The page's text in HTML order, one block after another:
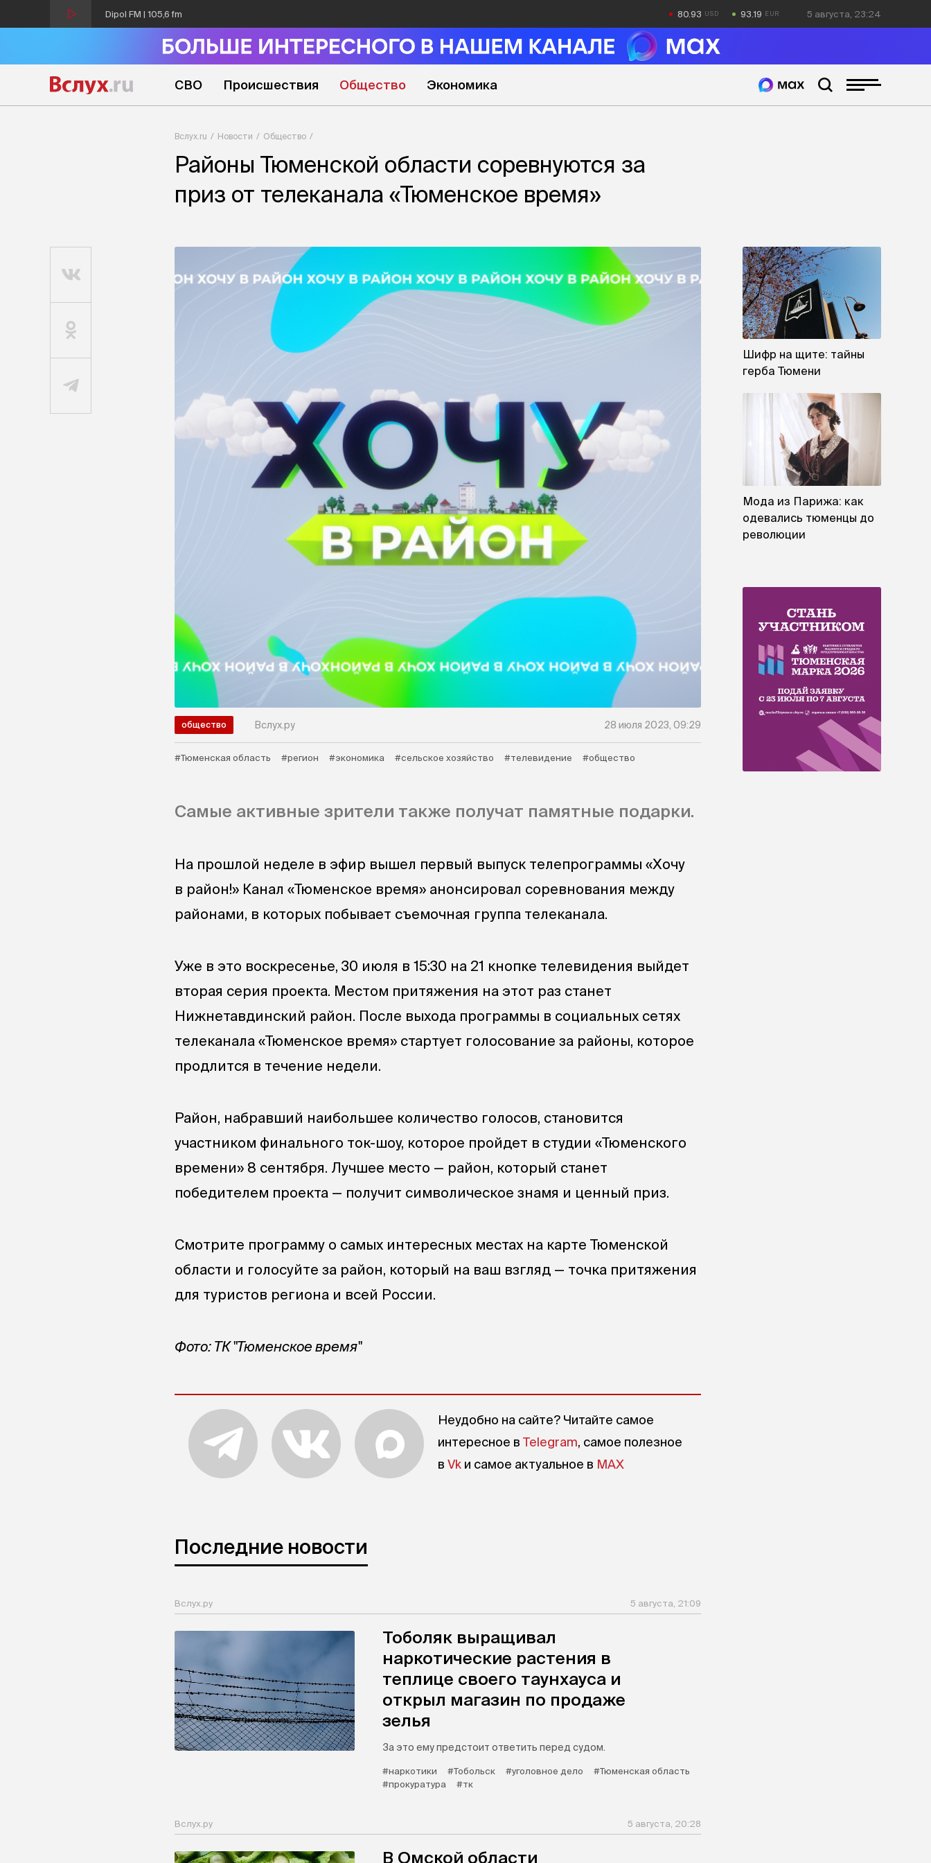
Dipol FM | 105,6 fm 80.93 93.19 5 августа, 23:24
СВО Происшествия Общество Экономика
Вслух.ru Новости Общество
Районы Тюменской области соревнуются за
приз от телеканала «Тюменское время»
общество Вслух.ру 28 июля 2023, 09:29
#Тюменская область #регион #экономика #сельское хозяйство #телевидение #общество
Самые активные зрители также получат памятные подарки.
На прошлой неделе в эфир вышел первый выпуск телепрограммы «Хочу
в район!» Канал «Тюменское время» анонсировал соревнования между
районами, в которых побывает съемочная группа телеканала.
Уже в это воскресенье, 30 июля в 15:30 на 21 кнопке телевидения выйдет
вторая серия проекта. Местом притяжения на этот раз станет
Нижнетавдинский район. После выхода программы в социальных сетях
телеканала «Тюменское время» стартует голосование за районы, которое
продлится в течение недели.
Район, набравший наибольшее количество голосов, становится
участником финального ток-шоу, которое пройдет в студии «Тюменского
времени» 8 сентября. Лучшее место — район, который станет
победителем проекта — получит символическое знамя и ценный приз.
Смотрите программу о самых интересных местах на карте Тюменской
области и голосуйте за район, который на ваш взгляд — точка притяжения
для туристов региона и всей России.
Фото: ТК "Тюменское время"
Неудобно на сайте? Читайте самое
интересное в Telegram, самое полезное
в Vk и самое актуальное в MAX
Последние новости
Вслух.ру 5 августа, 21:09
Тоболяк выращивал
наркотические растения в
теплице своего таунхауса и
открыл магазин по продаже
зелья
За это ему предстоит ответить перед судом.
#наркотики #Тобольск #уголовное дело
#Тюменская область
#прокуратура
#тк
Вслух.ру 5 августа, 20:28
В Омской области
Шифр на щите: тайны
герба Тюмени
Мода из Парижа: как
одевались тюменцы до
революции